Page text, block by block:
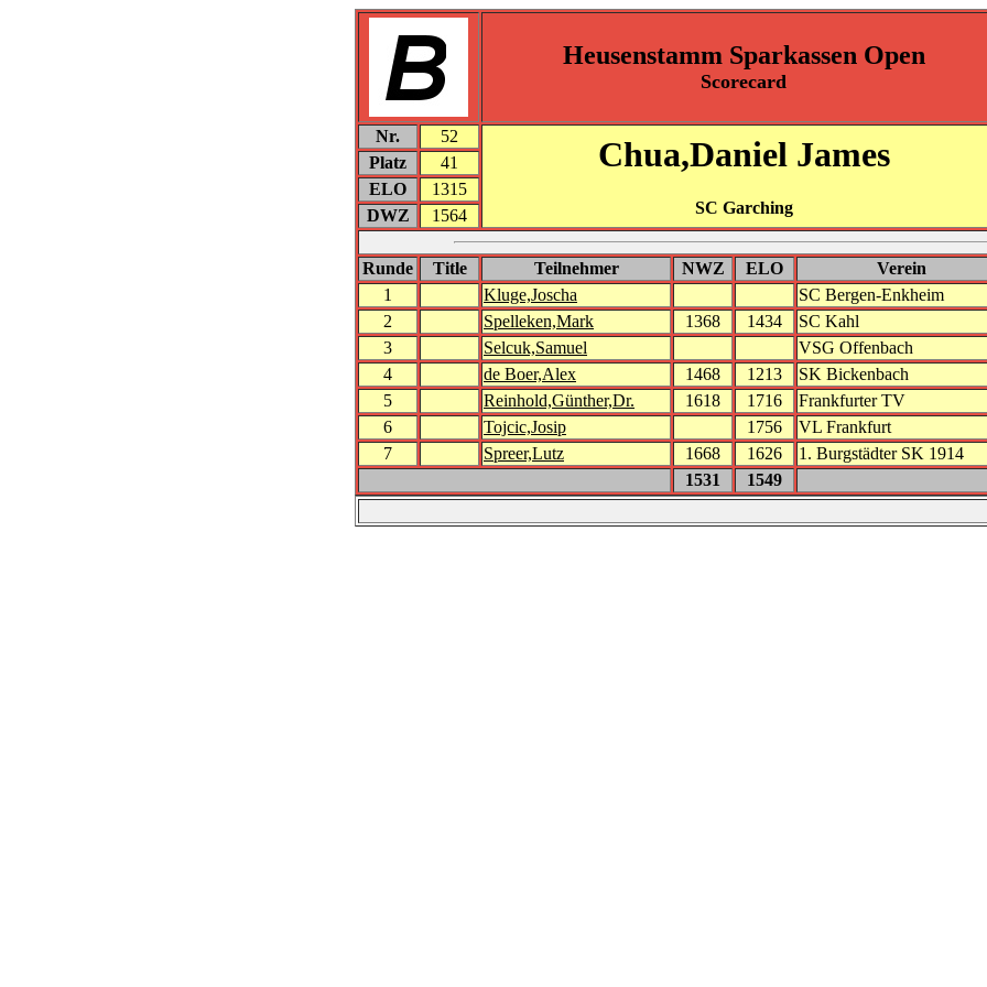
Heusenstamm Sparkassen Open
Scorecard
Nr. 52 Chua,Daniel James
SC Garching
Platz
41
ELO
1315
DWZ
1564
Runde Title Teilnehmer NWZ ELO Verein
1
Kluge,Joscha SC Bergen-Enkheim
2
Spelleken,Mark 1368 1434 SC Kahl
3
Selcuk,Samuel VSG Offenbach
4
de Boer,Alex 1468 1213 SK Bickenbach
5
Reinhold,Günther,Dr. 1618 1716 Frankfurter TV
6
Tojcic,Josip 1756 VL Frankfurt
7
Spreer,Lutz 1668 1626 1. Burgstädter SK 1914
1531
1549